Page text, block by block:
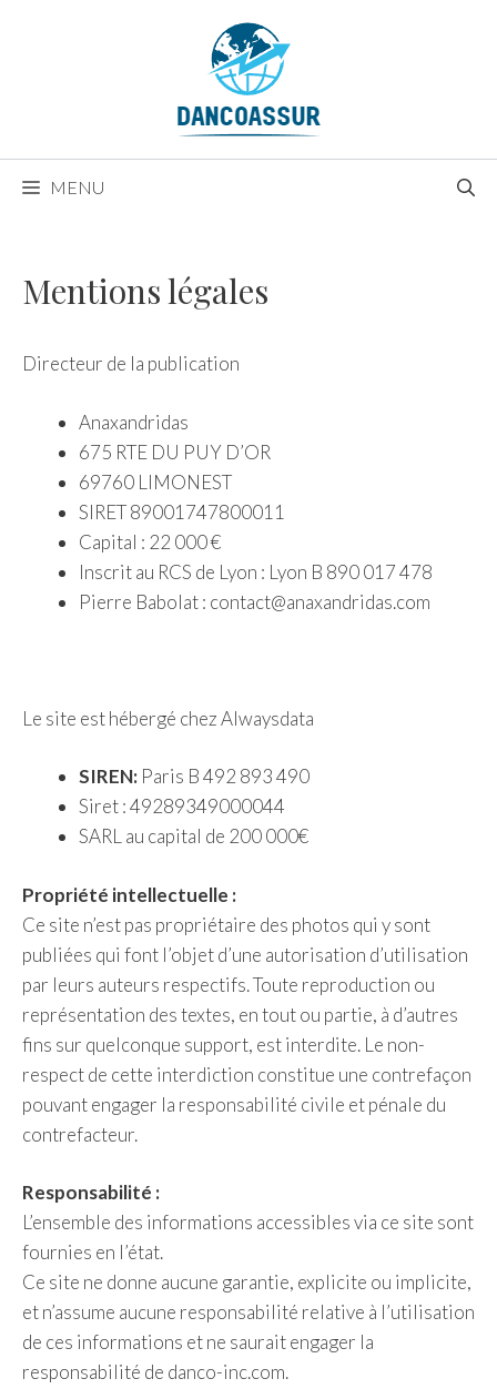
MENU
Mentions légales
Directeur de la publication
Anaxandridas
675 RTE DU PUY D’OR
69760 LIMONEST
SIRET 89001747800011
Capital : 22 000 €
Inscrit au RCS de Lyon : Lyon B 890 017 478
Pierre Babolat : contact@anaxandridas.com
Le site est hébergé chez Alwaysdata
SIREN: Paris B 492 893 490
Siret : 49289349000044
SARL au capital de 200 000€
Propriété intellectuelle :
Ce site n’est pas propriétaire des photos qui y sont
publiées qui font l’objet d’une autorisation d’utilisation
par leurs auteurs respectifs. Toute reproduction ou
représentation des textes, en tout ou partie, à d’autres
fins sur quelconque support, est interdite. Le non-
respect de cette interdiction constitue une contrefaçon
pouvant engager la responsabilité civile et pénale du
contrefacteur.
Responsabilité :
L’ensemble des informations accessibles via ce site sont
fournies en l’état.
Ce site ne donne aucune garantie, explicite ou implicite,
et n’assume aucune responsabilité relative à l’utilisation
de ces informations et ne saurait engager la
responsabilité de danco-inc.com.